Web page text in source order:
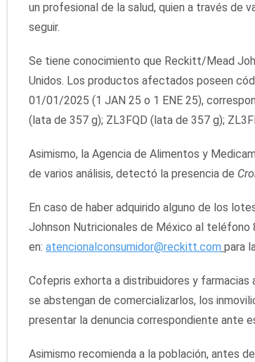
un profesional de la salud, quien a través de
seguir.
Se tiene conocimiento que Reckitt/Mead
Unidos. Los productos afectados poseen
01/01/2025 (1 JAN 25 o 1 ENE 25),
(lata de 357 g); ZL3FQD (lata de 357 g);
Asimismo, la Agencia de Alimentos y
de varios análisis, detectó la presencia de
En caso de haber adquirido alguno de los
Johnson Nutricionales de México al
en: atencionalconsumidor@reckitt.com para
Cofepris exhorta a distribuidores y farmacias
se abstengan de comercializarlos, los
presentar la denuncia correspondiente ante
Asimismo recomienda a la población, antes